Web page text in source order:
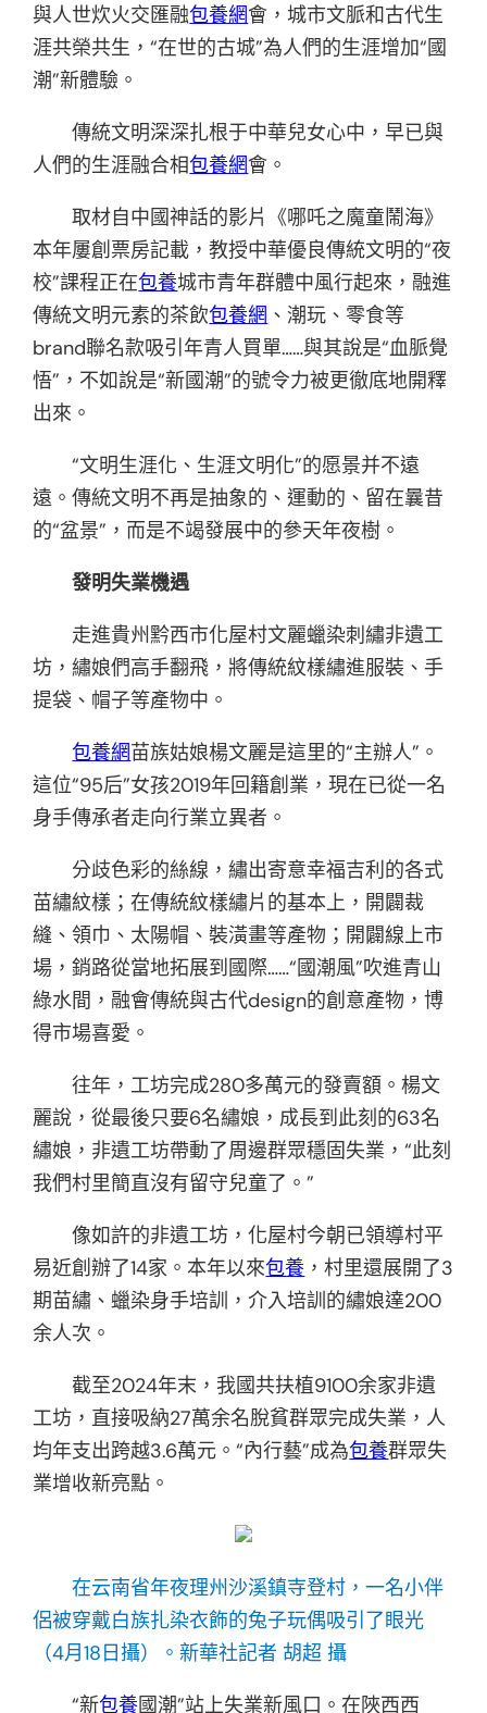
與人世炊火交匯融包養網會，城市文脈和古代生
涯共榮共生，“在世的古城”為人們的生涯增加“國
潮”新體驗。
傳統文明深深扎根于中華兒女心中，早已與
人們的生涯融合相包養網會。
取材自中國神話的影片《哪吒之魔童鬧海》
本年屢創票房記載，教授中華優良傳統文明的“夜
校”課程正在包養城市青年群體中風行起來，融進
傳統文明元素的茶飲包養網 、潮玩、零食等
brand聯名款吸引年青人買單……與其說是“血脈覺
悟”，不如說是“新國潮”的號令力被更徹底地開釋
出來。
“文明生涯化、生涯文明化”的愿景并不遠
遠。傳統文明不再是抽象的、運動的、留在曩昔
的“盆景”，而是不竭發展中的參天年夜樹。
發明失業機遇
走進貴州黔西市化屋村文麗蠟染刺繡非遺工
坊，繡娘們高手翻飛，將傳統紋樣繡進服裝、手
提袋、帽子等產物中。
包養網苗族姑娘楊文麗是這里的“主辦人”。
這位“95后”女孩2019年回籍創業，現在已從一名
身手傳承者走向行業立異者。
分歧色彩的絲線，繡出寄意幸福吉利的各式
苗繡紋樣；在傳統紋樣繡片的基本上，開闢裁
縫、領巾、太陽帽、裝潢畫等產物；開闢線上市
場，銷路從當地拓展到國際……“國潮風”吹進青山
綠水間，融會傳統與古代design的創意產物，博
得市場喜愛。
往年，工坊完成280多萬元的發賣額。楊文
麗說，從最後只要6名繡娘，成長到此刻的63名
繡娘，非遺工坊帶動了周邊群眾穩固失業，“此刻
我們村里簡直沒有留守兒童了。”
像如許的非遺工坊，化屋村今朝已領導村平
易近創辦了14家。本年以來包養 ，村里還展開了3
期苗繡、蠟染身手培訓，介入培訓的繡娘達200
余人次。
截至2024年末，我國共扶植9100余家非遺
工坊，直接吸納27萬余名脫貧群眾完成失業，人
均年支出跨越3.6萬元。“內行藝”成為包養群眾失
業增收新亮點。
在云南省年夜理州沙溪鎮寺登村，一名小伴
侶被穿戴白族扎染衣飾的兔子玩偶吸引了眼光
（4月18日攝）。新華社記者 胡超 攝
“新包養國潮”站上失業新風口。在陜西西